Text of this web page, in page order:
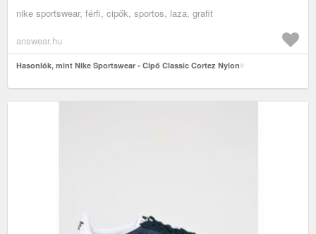
nike sportswear, férfi, cipők, sportos, laza, grafit
answear.hu
Hasonlók, mint Nike Sportswear - Cipő Classic Cortez Nylon